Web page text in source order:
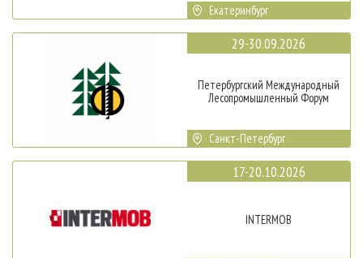
Екатеринбург
29-30.09.2026
Петербургский Международный
Лесопромышленный Форум
Санкт-Петербург
17-20.10.2026
INTERMOB